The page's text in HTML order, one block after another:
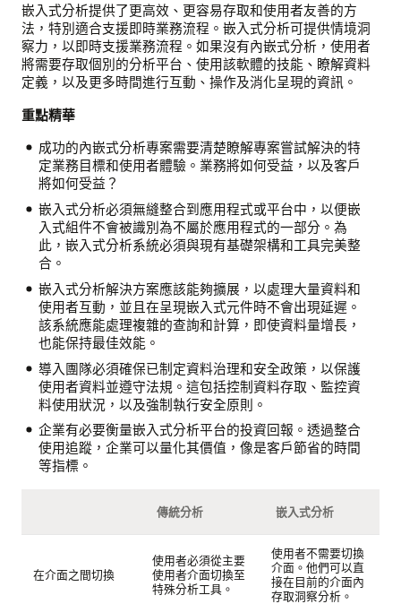
嵌入式分析提供了更高效、更容易存取和使用者友善的方
法，特別適合支援即時業務流程。嵌入式分析可提供情境洞
察力，以即時支援業務流程。如果沒有內嵌式分析，使用者
將需要存取個別的分析平台、使用該軟體的技能、瞭解資料
定義，以及更多時間進行互動、操作及消化呈現的資訊。
重點精華
成功的內嵌式分析專案需要清楚瞭解專案嘗試解決的特
定業務目標和使用者體驗。業務將如何受益，以及客戶
將如何受益？
嵌入式分析必須無縫整合到應用程式或平台中，以便嵌
入式組件不會被識別為不屬於應用程式的一部分。為
此，嵌入式分析系統必須與現有基礎架構和工具完美整
合。
嵌入式分析解決方案應該能夠擴展，以處理大量資料和
使用者互動，並且在呈現嵌入式元件時不會出現延遲。
該系統應能處理複雜的查詢和計算，即使資料量增長，
也能保持最佳效能。
導入團隊必須確保已制定資料治理和安全政策，以保護
使用者資料並遵守法規。這包括控制資料存取、監控資
料使用狀況，以及強制執行安全原則。
企業有必要衡量嵌入式分析平台的投資回報。透過整合
使用追蹤，企業可以量化其價值，像是客戶節省的時間
等指標。
傳統分析 嵌入式分析
在介面之間切換
使用者必須從主要
使用者介面切換至
特殊分析工具。
使用者不需要切換
介面。他們可以直
接在目前的介面內
存取洞察分析。